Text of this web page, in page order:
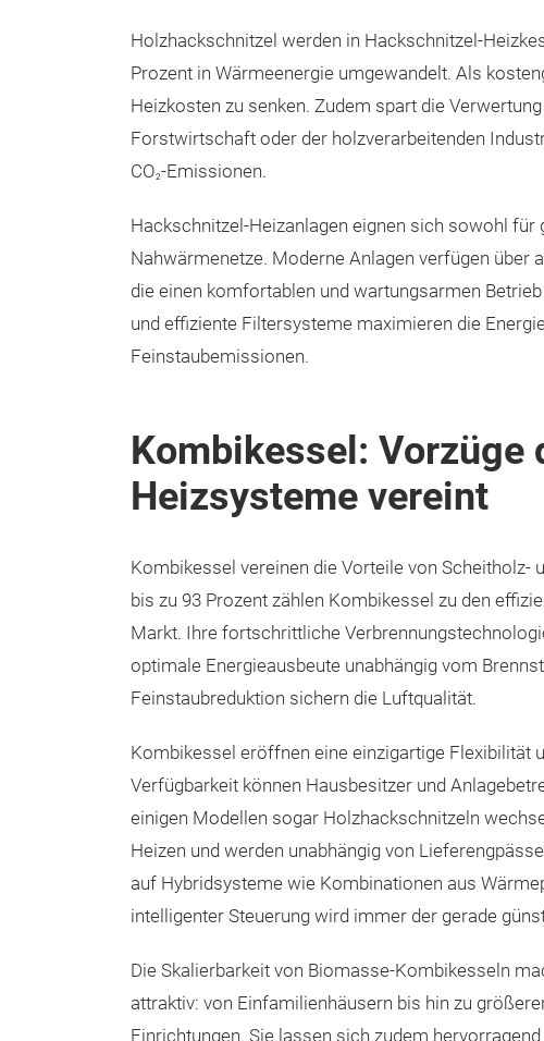
Holzhackschnitzel werden in Hackschnitzel-
Prozent in Wärmeenergie umgewandelt. Als
Heizkosten zu senken. Zudem spart die
Forstwirtschaft oder der holzverarbeitenden
CO2-Emissionen.
Hackschnitzel-Heizanlagen eignen sich sowohl
Nahwärmenetze. Moderne Anlagen verfügen
die einen komfortablen und wartungsarmen
und effiziente Filtersysteme maximieren die
Feinstaubemissionen.
Kombikessel: Vorzüge
Heizsysteme vereint
Kombikessel vereinen die Vorteile von Scheitholz-
bis zu 93 Prozent zählen Kombikessel zu den
Markt. Ihre fortschrittliche
optimale Energieausbeute unabhängig vom
Feinstaubreduktion sichern die Luftqualität.
Kombikessel eröffnen eine einzigartige Flexibilität
Verfügbarkeit können Hausbesitzer und
einigen Modellen sogar Holzhackschnitzeln
Heizen und werden unabhängig von
auf Hybridsysteme wie Kombinationen aus
intelligenter Steuerung wird immer der gerade
Die Skalierbarkeit von Biomasse-Kombikesseln
attraktiv: von Einfamilienhäusern bis hin zu
Einrichtungen. Sie lassen sich zudem